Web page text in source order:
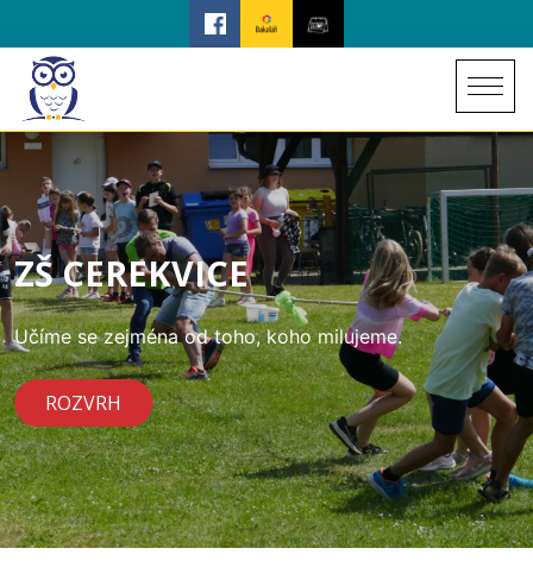
ZŠ CEREKVICE
Učíme se zejména od toho, koho milujeme.
ROZVRH